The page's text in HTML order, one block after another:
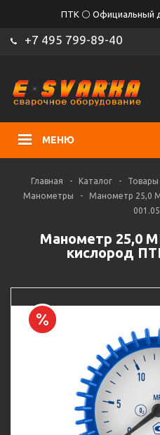
ПТК ⚪ Официальный
+7 495 799-89-40
МЕНЮ
Главная - Каталог - Товары
Манометры
-
Манометр 25,0
Манометр 25,0
кислород